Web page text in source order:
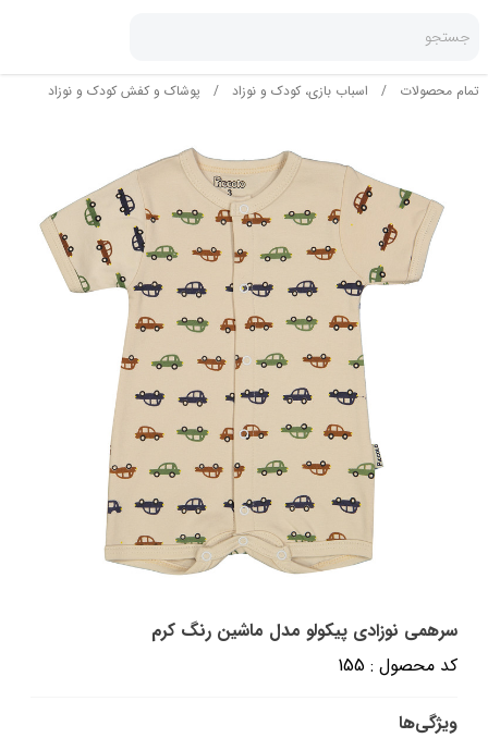
جستجو
تمام محصولات / اسباب بازی، کودک و نوزاد / پوشاک و کفش کودک و نوزاد
سرهمی نوزادی پیکولو مدل ماشین رنگ کرم
کد محصول : 155
ویژگی‌ها